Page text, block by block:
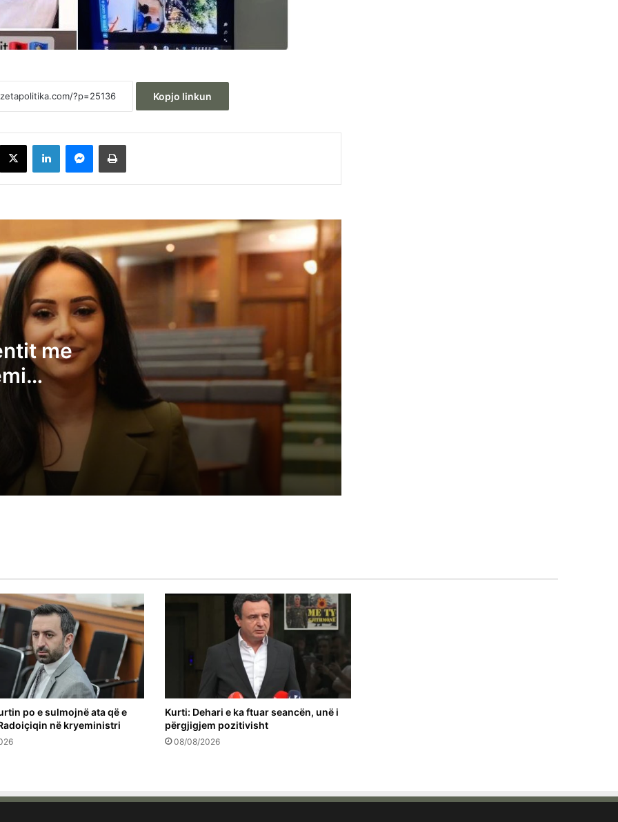
Kopjo linkun
X LinkedInMessengerPrintoje
me
e
ftesës
Arjeta Fejza pas incidentit me vezë në
Kuvend: Ne kemi gjuajtur kundër Speciales
e “Zajednicës”, këta kundër ftesës për
takime?
Kurti tregon se iu goditën sakoja e
pantollonat nga hedhja e vezëve: Nuk
ankohem
Time Kadrijaj e AAK-së gjuan me vezë Albin
Kurtin, Dehari ndërpret seancën
Aksioni i Time Kadrijaj, Albin Kurti: Unë nuk
ankohet pse ata hedhin vezë, por që nuk
duan të ankohen
Gruda: Sot po rrënohet Kushtetuta, jo më
po e sulmojnë ata që e
në kryeministri
Kurti: Dehari e ka ftuar seancën, unë i
përgjigjem pozitivisht
08/08/2026